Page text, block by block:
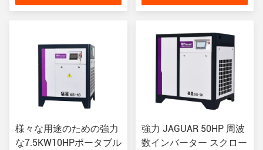
様々な用途のための強力
な7.5KW10HPポータブル
強力 JAGUAR 50HP 周波
数インバーター スクロー